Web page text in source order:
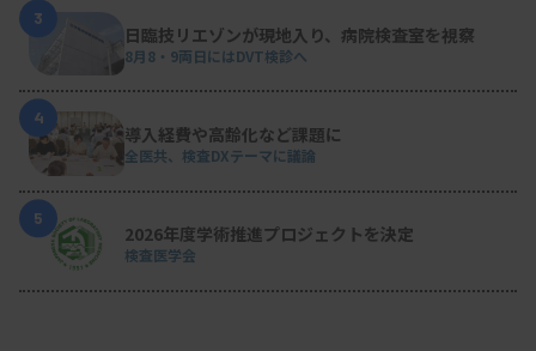
3
日臨技リエゾンが現地入り、病院検査室を視察
8月8・9両日にはDVT検診へ
4
導入経費や高齢化など課題に
全医共、検査DXテーマに議論
5
2026年度学術推進プロジェクトを決定
検査医学会